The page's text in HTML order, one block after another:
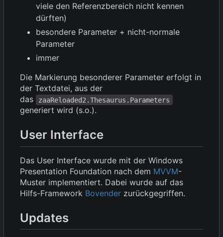
viele den Referenzbereich nicht kennen
dürften)
besondere Parameter + nicht-normale
Parameter
immer
Die Markierung besonderer Parameter erfolgt in
der Textdatei, aus der
das
zaaReloaded2.Thesaurus.Parameters
generiert wird (s.o.).
User Interface
Das User Interface wurde mit der Windows
Presentation Foundation nach dem MVVM-
Muster implementiert. Dabei wurde auf das
Hilfs-Framework Bovender zurückgegriffen.
Updates